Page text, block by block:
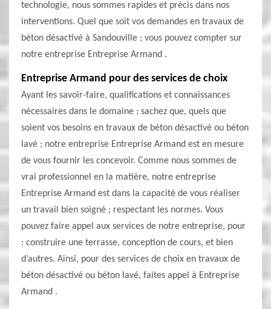
technologie, nous sommes rapides et précis dans nos
interventions. Quel que soit vos demandes en travaux de
béton désactivé à Sandouville ; vous pouvez compter sur
notre entreprise Entreprise Armand .
Entreprise Armand pour des services de choix
Ayant les savoir-faire, qualifications et connaissances
nécessaires dans le domaine ; sachez que, quels que
soient vos besoins en travaux de béton désactivé ou béton
lavé ; notre entreprise Entreprise Armand est en mesure
de vous fournir les concevoir. Comme nous sommes de
vrai professionnel en la matière, notre entreprise
Entreprise Armand est dans la capacité de vous réaliser
un travail bien soigné ; respectant les normes. Vous
pouvez faire appel aux services de notre entreprise, pour
: construire une terrasse, conception de cours, et bien
d’autres. Ainsi, pour des services de choix en travaux de
béton désactivé ou béton lavé, faites appel à Entreprise
Armand .